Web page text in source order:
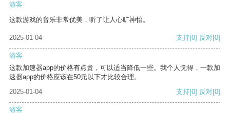
游客
这款游戏的音乐非常优美，听了让人心旷神怡。
2025-01-04 支持[0] 反对[0]
游客
这款加速器app的价格有点贵，可以适当降低一些。我个人觉得，一款加
速器app的价格应该在50元以下才比较合理。
2025-01-04
支持[0] 反对[0]
游客